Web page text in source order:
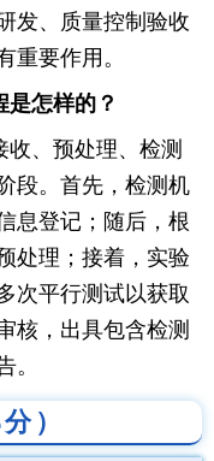
发、质量控制验收
重要作用。
是怎样的？
、预处理、检测
段。首先，检测机
息登记；随后，根
处理；接着，实验
次平行测试以获取
核，出具包含检测
。
）